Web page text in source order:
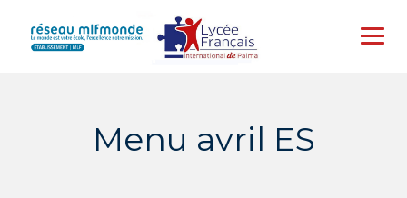
content
Menu avril ES